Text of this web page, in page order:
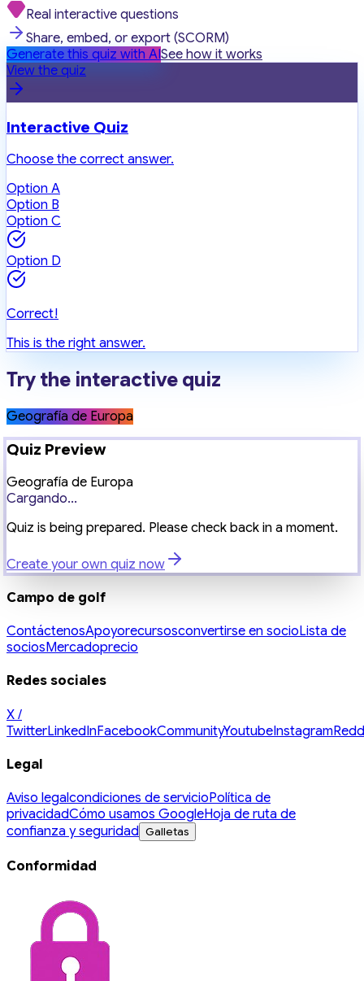
Real interactive questions
Share, embed, or export (SCORM)
Generate this quiz with AISee how it works
View the quiz
Interactive Quiz
Choose the correct answer.
Option A
Option B
Option C
Option D
Correct!
This is the right answer.
Try the interactive quiz
Geografía de Europa
Quiz Preview
Geografía de Europa
Cargando...
Quiz is being prepared. Please check back in a moment.
Create your own quiz now
Campo de golf
ContáctenosApoyorecursosconvertirse en socioLista de
sociosMercadoprecio
Redes sociales
X /
TwitterLinkedInFacebookCommunityYoutubeInstagram
Legal
Aviso legalcondiciones de servicioPolítica de
privacidadCómo usamos GoogleHoja de ruta de
confianza y seguridad Galletas
Conformidad